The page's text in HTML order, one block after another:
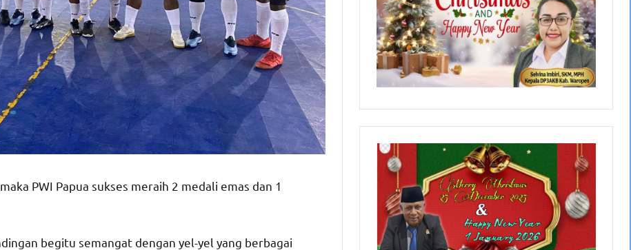
PWI Papua sukses meraih 2 medali emas dan 1
begitu semangat dengan yel-yel yang berbagai